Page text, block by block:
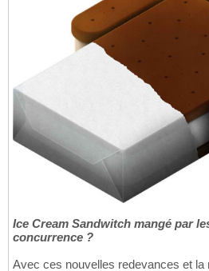
Ice Cream Sandwitch mangé par
concurrence ?
Avec ces nouvelles redevances et la